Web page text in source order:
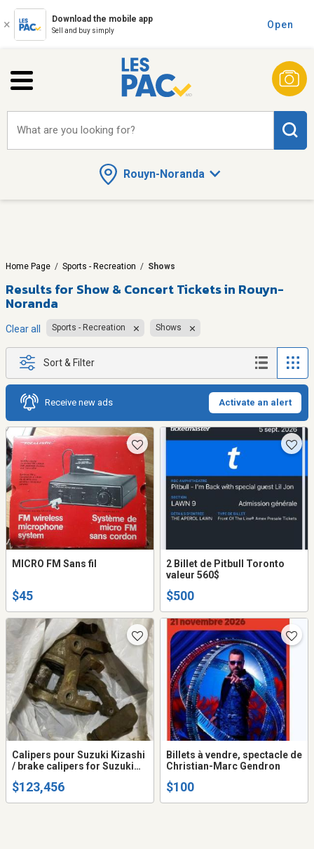
Download the mobile app
Sell and buy simply
Open
Rouyn-Noranda
What are you looking for?
Home Page / Sports - Recreation / Shows
Results for Show & Concert Tickets in Rouyn-
Noranda
Clear all Sports - Recreation Shows
Sort & Filter
Receive new ads Activate an alert
MICRO FM Sans fil
$45
2 Billet de Pitbull Toronto
valeur 560$
$500
Calipers pour Suzuki Kizashi
/ brake calipers for Suzuki
$123,456
Billets à vendre, spectacle de
Christian-Marc Gendron
$100